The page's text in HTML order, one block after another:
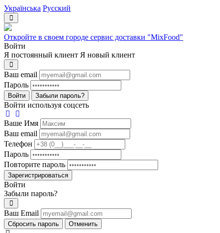
Українська Русский
Откройте в своем городе сервис доставки "MixFood"
Войти
Я постоянный клиент Я новый клиент
Ваш email
Пароль
Войти Забыли пароль?
Войти используя соцсеть
Ваше Имя
Ваш email
Телефон
Пароль
Повторите пароль
Зарегистрироваться
Войти
Забыли пароль?
Ваш Email
Сбросить пароль Отменить